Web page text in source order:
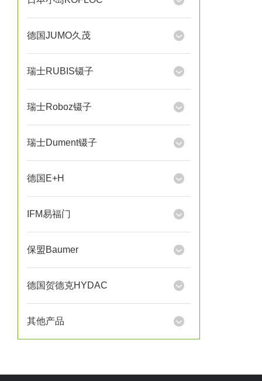
德国JUMO久茂
瑞士RUBIS镊子
瑞士Roboz镊子
瑞士Dument镊子
德国E+H
IFM易福门
保盟Baumer
德国贺德克HYDAC
其他产品